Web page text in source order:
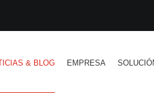
& BLOG EMPRESA